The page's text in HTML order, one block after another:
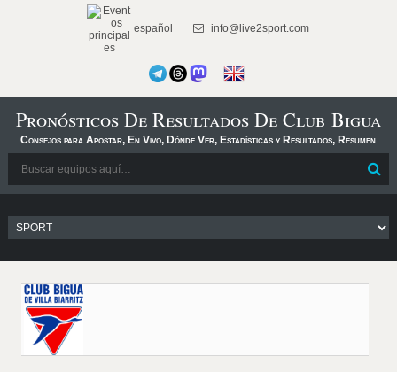
español info@live2sport.com
Pronósticos De Resultados De Club Bigua
Consejos para Apostar, En Vivo, Dónde Ver, Estadísticas y Resultados, Resumen